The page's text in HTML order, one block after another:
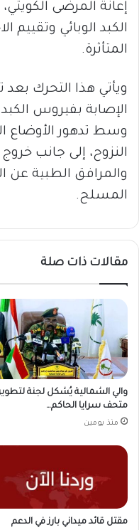
إعانة المرضى
الكبد الوبائي وتقييم
المتأثرة.
ويأتي هذا التحرك
الإصابة بفيروس الكبد
وسط تدهور الأوضاع
النزوح، إلى جانب
والمرافق الطبية عن
المسلح.
مقالات ذات صلة
والي الشمالية يُشكل لجنة
متحف سرايا الحاكم…
منذ يومين
مقتل قائد ميداني بارز في الدعم